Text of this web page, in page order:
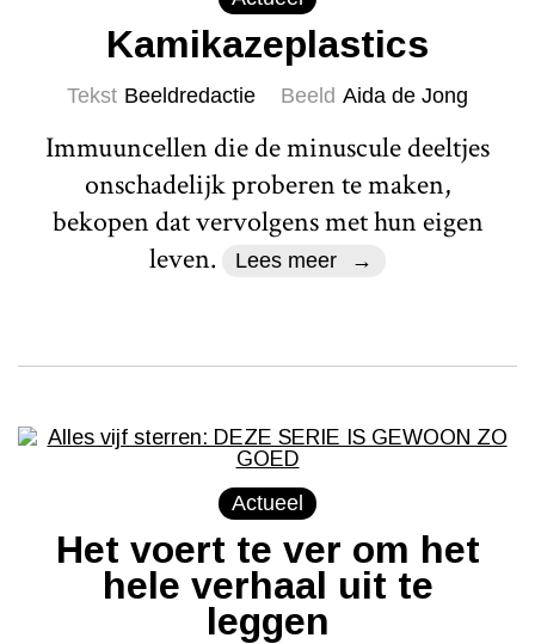
Kamikazeplastics
Tekst Beeldredactie Beeld Aida de Jong
Immuuncellen die de minuscule deeltjes
onschadelijk proberen te maken,
bekopen dat vervolgens met hun eigen
leven.
Lees meer
Actueel
Het voert te ver om het
hele verhaal uit te
leggen